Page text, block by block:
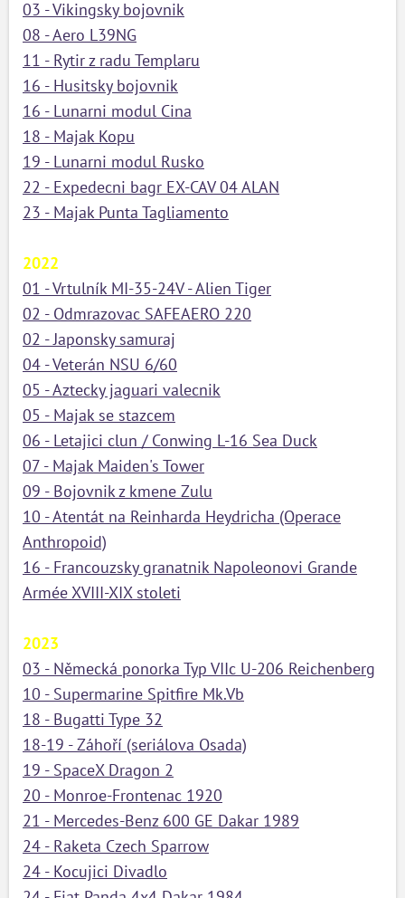
03 - Vikingsky bojovnik
08 - Aero L39NG
11 - Rytir z radu Templaru
16 - Husitsky bojovnik
16 - Lunarni modul Cina
18 - Majak Kopu
19 - Lunarni modul Rusko
22 - Expedecni bagr EX-CAV 04 ALAN
23 - Majak Punta Tagliamento
2022
01 - Vrtulník MI-35-24V - Alien Tiger
02 - Odmrazovac SAFEAERO 220
02 - Japonsky samuraj
04 - Veterán NSU 6/60
05 - Aztecky jaguari valecnik
05 - Majak se stazcem
06 - Letajici clun / Conwing L-16 Sea Duck
07 - Majak Maiden's Tower
09 - Bojovnik z kmene Zulu
10 - Atentát na Reinharda Heydricha (Operace
Anthropoid)
16 - Francouzsky granatnik Napoleonovi Grande
Armée XVIII-XIX stoleti
2023
03 - Německá ponorka Typ VIIc U-206 Reichenberg
10 - Supermarine Spitfire Mk.Vb
18 - Bugatti Type 32
18-19 - Záhoří (seriálova Osada)
19 - SpaceX Dragon 2
20 - Monroe-Frontenac 1920
21 - Mercedes-Benz 600 GE Dakar 1989
24 - Raketa Czech Sparrow
24 - Kocujici Divadlo